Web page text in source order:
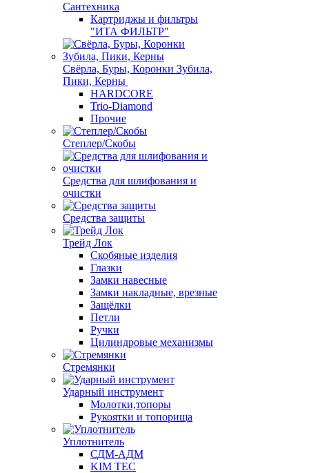
Сантехника
Картриджы и фильтры
"ИТА ФИЛЬТР"
Свёрла, Буры, Коронки Зубила,
Пики, Керны
HARDCORE
Trio-Diamond
Прочие
Степлер/Скобы
Средства для шлифования и
очистки
Средства защиты
Трейд Лок
Скобяные изделия
Глазки
Замки навесные
Замки накладные, врезные
Защёлки
Петли
Ручки
Цилиндровые механизмы
Стремянки
Ударный инструмент
Молотки,топоры
Рукоятки и топорища
Уплотнитель
СДМ-АДМ
KIM TEC